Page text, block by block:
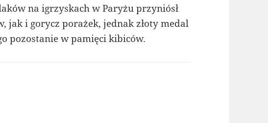
na igrzyskach w Paryżu przyniósł
jak i gorycz porażek, jednak złoty medal
pozostanie w pamięci kibiców.